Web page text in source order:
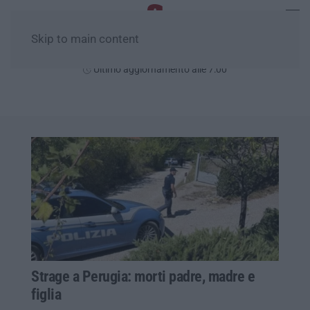
Skip to main content
Ultimo aggiornamento alle 7:00
Strage a Perugia: morti padre, madre e
figlia